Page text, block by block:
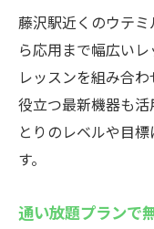
藤沢駅近くのウテ
ら応用まで幅広い
レッスンを組み合
役立つ最新機器も
とりのレベルや目
す。
通い放題プランで